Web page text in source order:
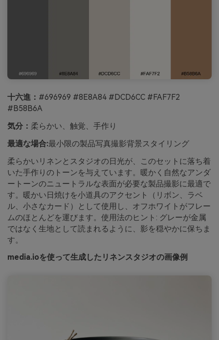
十六進： #696969 #8E8A84 #DCD6CC #FAF7F2
#B58B6A
気分： 柔らかい、触覚、手作り
最適な場合:最小限の製品写真撮影背景スタイリング
柔らかいリネンとスタジオの日光が、このセットに落ち着
いた手作りのトーンを与えています。暖かく自然なアンダ
ートーンのニュートラルな表面が必要な製品撮影に最適で
す。暖かい日焼けを小道具のアクセント（リボン、ラベ
ル、小さなカード）として使用し、オフホワイトがフレー
ムのほとんどを運びます。使用法のヒント: グレーが金属
ではなく生地として読まれるように、影を穏やかに保ちま
す。
media.ioを使って生成したリネンスタジオの画像例